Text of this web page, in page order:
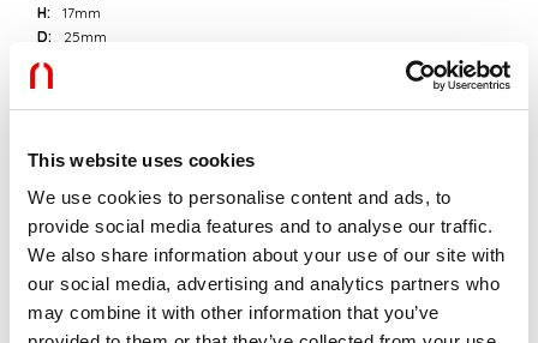
This website uses cookies
We use cookies to personalise content and ads, to
provide social media features and to analyse our traffic.
We also share information about your use of our site with
our social media, advertising and analytics partners who
may combine it with other information that you’ve
H:
17mm
D:
25mm
Garantie:
Poids:
Données techniques
Puissance réelle luminaire:
8W
IP:
20
Classe d’isolation:
II
Tension d’alimentation:
220-240V 50/60Hz